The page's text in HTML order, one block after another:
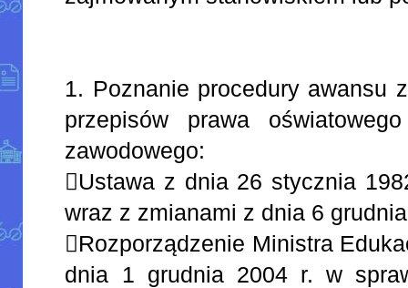
1. Poznanie procedury awansu
przepisów prawa
zawodowego:
Ustawa z dnia 26 stycznia
wraz z zmianami z dnia 6
Rozporządzenie Ministra
dnia 1 grudnia 2004 r. w